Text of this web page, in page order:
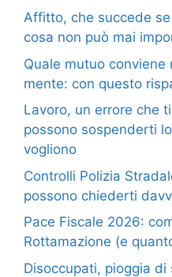
Affitto, che succede
cosa non può mai
Quale mutuo
mente: con questo
Lavoro, un errore che
possono sospenderti
vogliono
Controlli Polizia
possono chiederti
Pace Fiscale 2026:
Rottamazione (e
Disoccupati, pioggia